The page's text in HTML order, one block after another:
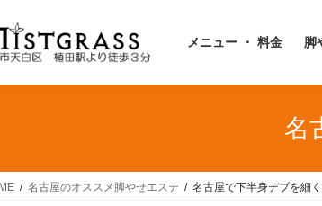
メニュー ・ 料金 脚
名
名古屋のオススメ脚やせエステ 名古屋で下半身デブを細